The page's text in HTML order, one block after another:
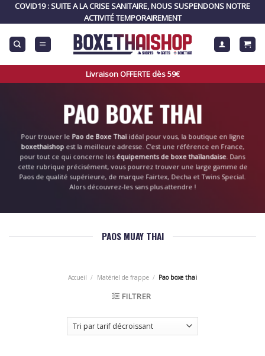
COVID19 : SUITE A LA CRISE SANITAIRE, NOUS SUSPENDONS NOTRE
ACTIVITÉ TEMPORAIREMENT
Livraison OFFERTE dès 59€
PAO BOXE THAI
Pour trouver le Pao de Boxe Thaïidéal pour vous, la boutique en ligne
boxethaishopest la meilleure adresse. C’est une référence en France,
pour tout ce qui concerne les équipements de boxe thaïlandaise. Dans
cette rubrique précisément, vous pourrez trouver une large gamme de
Paos de qualité supérieure, de marque Fairtex, Decha et Twins Special.
Alors découvrez-les sans plus attendre !
PAOS MUAY THAI
Accueil / Matériel de frappe / Pao boxe thai
FILTRER